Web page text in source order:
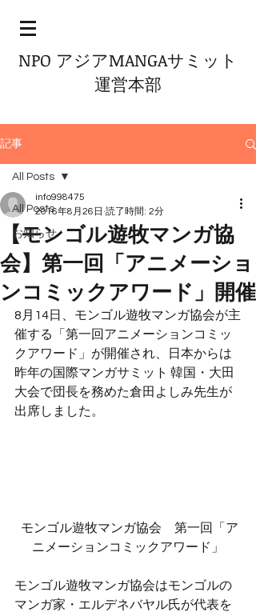
NPO アジアMANGAサミット
運営本部
記事
All Posts
お知らせ
All Posts
【モンゴル遊牧マンガ協
会】第一回「アニメーショ
ンコミックアワード」開催
info998475
2016年8月26日 読了時間: 2分
8月14日、モンゴル遊牧マンガ協会が主
催する「第一回アニメーションコミッ
クアワード」が開催され、日本からは
昨年の国際マンガサミット 韓国・大田
大会で団長を務めた倉田よしみ先生が
出席しました。
ニメーションコミックアワード」
モンゴル遊牧マンガ協会はモンゴルの
マンガ家・エルデネバヤル氏が代表を